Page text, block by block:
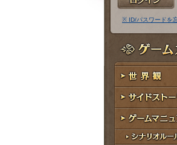
ル
ア
ド
レ
ス
ス
ー
ド
※ ID/パスワードを
ゲームガイド
世界観
サイドストーリー
ゲームマニュアル